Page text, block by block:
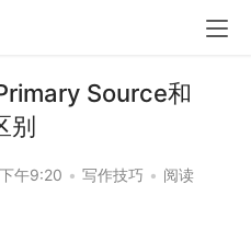
Source和
别
午9:20 • 写作技巧 • 阅读